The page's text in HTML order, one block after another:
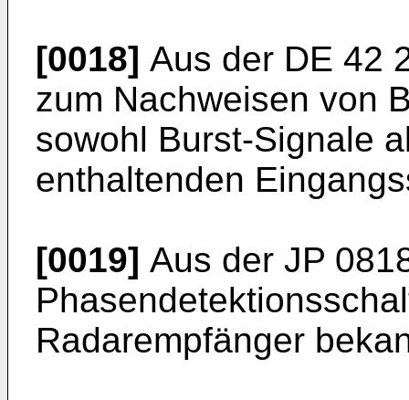
[0018] Aus der DE 42
zum Nachweisen von
sowohl Burst-Signale
enthaltenden
[0019] Aus der JP
Radarempfänger